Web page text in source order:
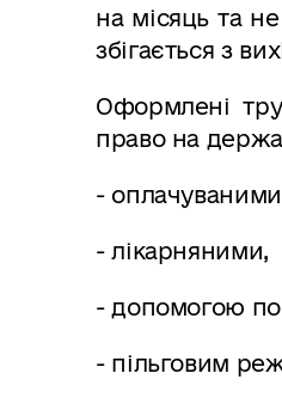
на місяць та
збігається з
Оформлені
право на
-
- лікарняними,
- допомогою по
- пільговим